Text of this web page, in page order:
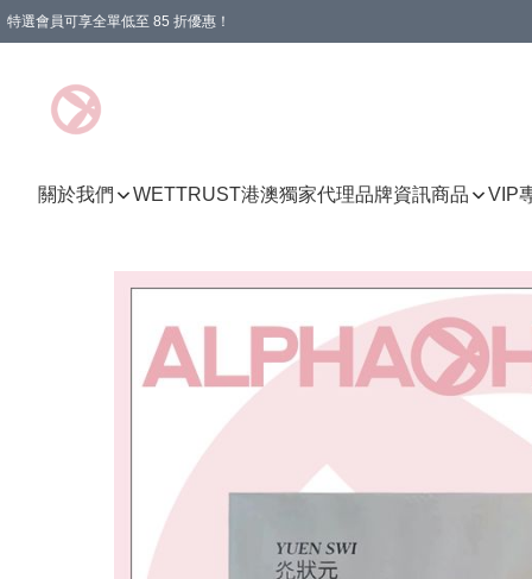
特選會員可享全單低至 85 折優惠！
關於我們 WETTRUST港澳獨家代理品牌資訊商品 VIP